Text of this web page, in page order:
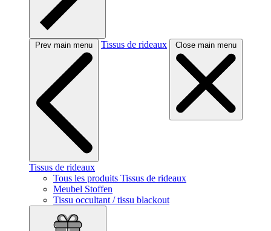
Prev main menu Tissus de rideaux Close main menu
Tissus de rideaux
Tous les produits Tissus de rideaux
Meubel Stoffen
Tissu occultant / tissu blackout